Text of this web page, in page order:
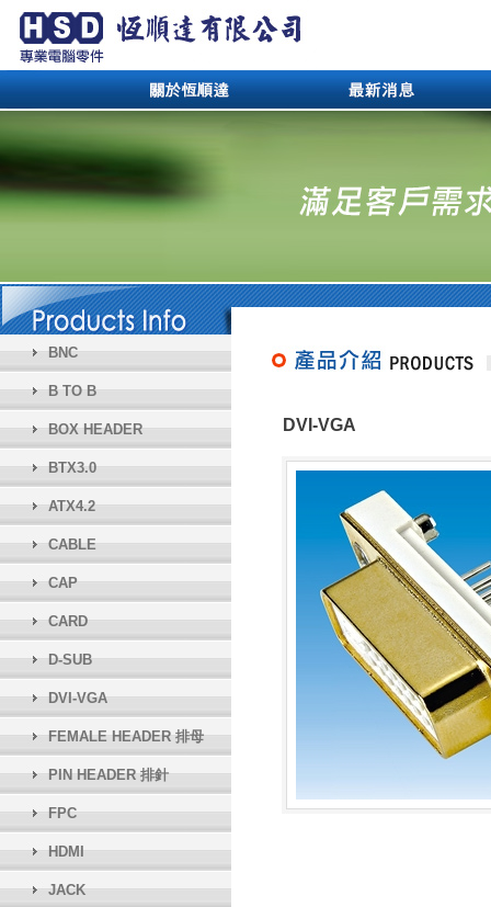
BNC
B TO B
BOX HEADER
BTX3.0
ATX4.2
CABLE
CAP
CARD
D-SUB
DVI-VGA
FEMALE HEADER 排母
PIN HEADER 排針
FPC
HDMI
JACK
DVI-VGA